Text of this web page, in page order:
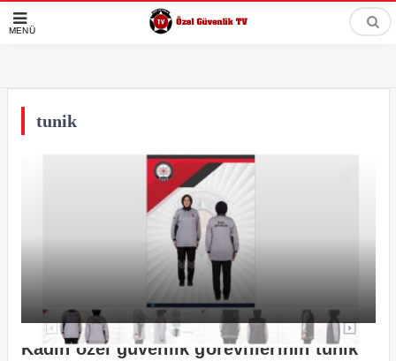
MENÜ
tunik
Kadın özel güvenlik görevlilerinin tunik